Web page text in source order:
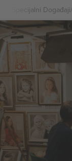
Specijalni Događaji